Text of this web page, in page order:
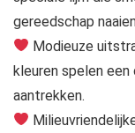
gereedschap
Modieuze
kleuren spelen
aantrekken.